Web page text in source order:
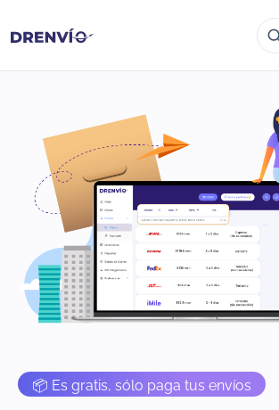
📦 Es gratis, sólo paga tus envíos